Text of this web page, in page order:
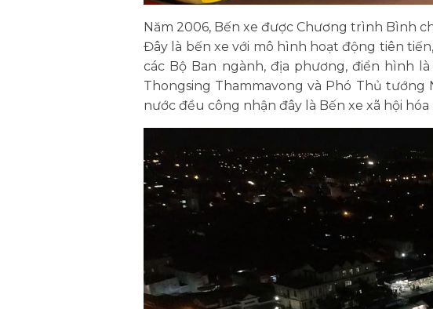
Năm 2006, Bến xe được Chương trình Bình
Đây là bến xe với mô hình hoạt động tiên
các Bộ Ban ngành, địa phương, điển hình
Thongsing Thammavong và Phó Thủ tướng
nước đều công nhận đây là Bến xe xã hội